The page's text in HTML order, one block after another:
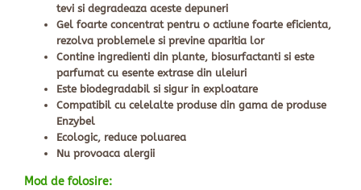
tevi si degradeaza aceste depuneri
Gel foarte concentrat pentru o actiune foarte eficienta,
rezolva problemele si previne aparitia lor
Contine ingredienti din plante, biosurfactanti si este
parfumat cu esente extrase din uleiuri
Este biodegradabil si sigur in exploatare
Compatibil cu celelalte produse din gama de produse
Enzybel
Ecologic, reduce poluarea
Nu provoaca alergii
Mod de folosire: